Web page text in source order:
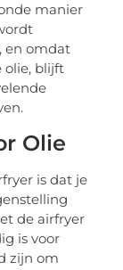
manier
en omdat
olie, blijft
Olie
is dat je
de airfryer
is voor
zijn om